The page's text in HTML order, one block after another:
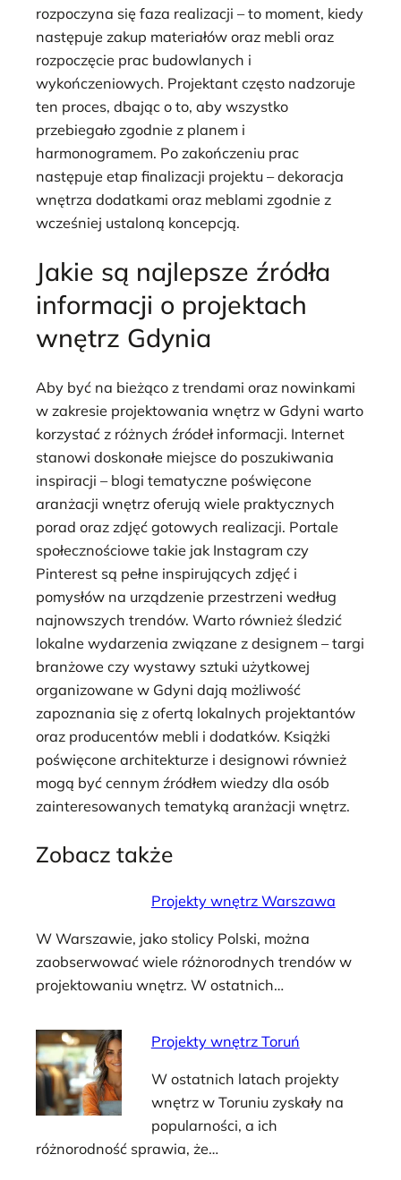
rozpoczyna się faza realizacji – to moment, kiedy
następuje zakup materiałów oraz mebli oraz
rozpoczęcie prac budowlanych i
wykończeniowych. Projektant często nadzoruje
ten proces, dbając o to, aby wszystko
przebiegało zgodnie z planem i
harmonogramem. Po zakończeniu prac
następuje etap finalizacji projektu – dekoracja
wnętrza dodatkami oraz meblami zgodnie z
wcześniej ustaloną koncepcją.
Jakie są najlepsze źródła
informacji o projektach
wnętrz Gdynia
Aby być na bieżąco z trendami oraz nowinkami
w zakresie projektowania wnętrz w Gdyni warto
korzystać z różnych źródeł informacji. Internet
stanowi doskonałe miejsce do poszukiwania
inspiracji – blogi tematyczne poświęcone
aranżacji wnętrz oferują wiele praktycznych
porad oraz zdjęć gotowych realizacji. Portale
społecznościowe takie jak Instagram czy
Pinterest są pełne inspirujących zdjęć i
pomysłów na urządzenie przestrzeni według
najnowszych trendów. Warto również śledzić
lokalne wydarzenia związane z designem – targi
branżowe czy wystawy sztuki użytkowej
organizowane w Gdyni dają możliwość
zapoznania się z ofertą lokalnych projektantów
oraz producentów mebli i dodatków. Książki
poświęcone architekturze i designowi również
mogą być cennym źródłem wiedzy dla osób
zainteresowanych tematyką aranżacji wnętrz.
Zobacz także
Projekty wnętrz Warszawa
W Warszawie, jako stolicy Polski, można
zaobserwować wiele różnorodnych trendów w
projektowaniu wnętrz. W ostatnich…
Projekty wnętrz Toruń
W ostatnich latach projekty
wnętrz w Toruniu zyskały na
popularności, a ich
różnorodność sprawia, że…